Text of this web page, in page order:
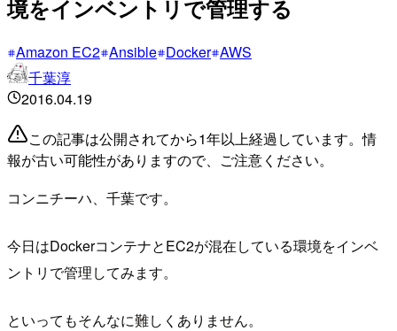
境をインベントリで管理する
Amazon EC2 Ansible Docker AWS
千葉淳
2016.04.19
この記事は公開されてから1年以上経過しています。情
報が古い可能性がありますので、ご注意ください。
コンニチーハ、千葉です。
今日はDockerコンテナとEC2が混在している環境をインベ
ントリで管理してみます。
といってもそんなに難しくありません。